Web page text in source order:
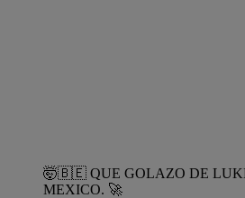
🤯🇧🇪 QUE GOLAZO DE
MEXICO. 🚀